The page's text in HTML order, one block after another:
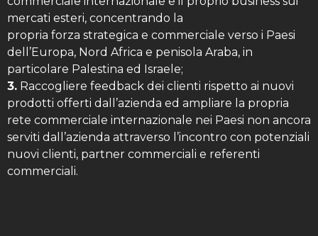
mercati esteri, concentrando la
propria forza strategica e commerciale verso i Paesi
dell’Europa, Nord Africa e penisola Araba, in
particolare Palestina ed Israele;
3. Raccogliere feedback dei clienti rispetto ai nuovi
prodotti offerti dall’azienda ed ampliare la propria
rete commerciale internazionale nei Paesi non ancora
serviti dall’azienda attraverso l’incontro con potenziali
nuovi clienti, partner commerciali e referenti
commerciali.